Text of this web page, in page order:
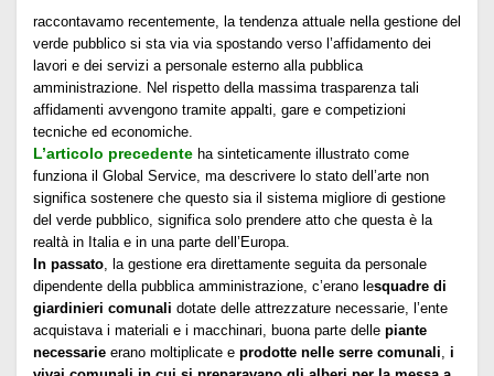
raccontavamo recentemente, la tendenza attuale nella gestione del
verde pubblico si sta via via spostando verso l’affidamento dei
lavori e dei servizi a personale esterno alla pubblica
amministrazione. Nel rispetto della massima trasparenza tali
affidamenti avvengono tramite appalti, gare e competizioni
tecniche ed economiche.
L’articolo precedente ha sinteticamente illustrato come
funziona il Global Service, ma descrivere lo stato dell’arte non
significa sostenere che questo sia il sistema migliore di gestione
del verde pubblico, significa solo prendere atto che questa è la
realtà in Italia e in una parte dell’Europa.
In passato, la gestione era direttamente seguita da personale
dipendente della pubblica amministrazione, c’erano lesquadre di
giardinieri comunali dotate delle attrezzature necessarie, l’ente
acquistava i materiali e i macchinari, buona parte delle piante
necessarie erano moltiplicate e prodotte nelle serre comunali, i